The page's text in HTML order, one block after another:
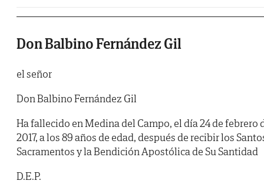
Don Balbino Fernández Gil
el señor
Don Balbino Fernández Gil
Ha fallecido en Medina del Campo, el día 24 de febrero
2017, a los 89 años de edad, después de recibir los
Sacramentos y la Bendición Apostólica de Su Santidad
D.E.P.